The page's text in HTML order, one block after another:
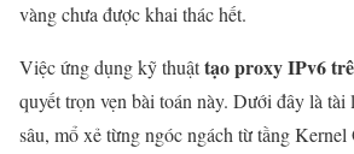
vàng chưa được khai thác hết.
Việc ứng dụng kỹ thuậttạo proxy IPv6
quyết trọn vẹn bài toán này. Dưới đây là tài
sâu, mổ xẻ từng ngóc ngách từ tầng